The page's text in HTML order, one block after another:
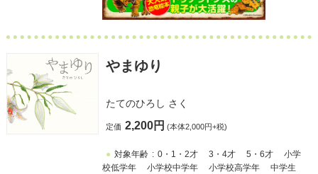
やまゆり
たてのひろし さく
定価 2,200円 (本体2,000円+税)
対象年齢 0・1・2才 3・4才 5・6才
小学
校低学年
小学校中学年 小学校高学年
中学生